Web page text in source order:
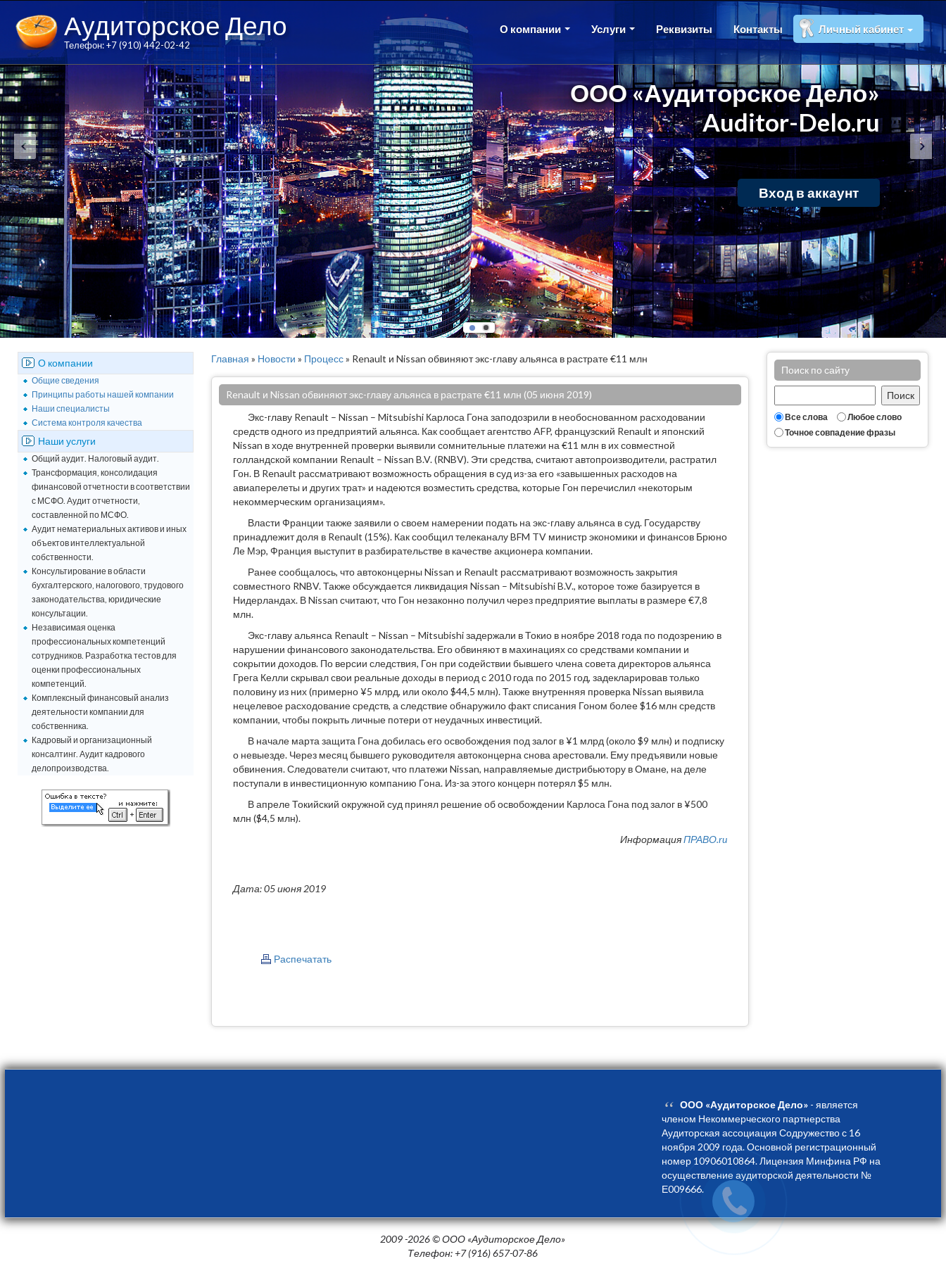
Аудиторское Дело
Телефон: +7 (910) 442-02-42
О компании Услуги Реквизиты Контакты Личный кабинет
ООО «Аудиторское Дело»
Auditor-Delo.ru
Вход в аккаунт
О компании
Общие сведения
Принципы работы нашей компании
Наши специалисты
Система контроля качества
Наши услуги
Общий аудит. Налоговый аудит.
Трансформация, консолидация
финансовой отчетности в соответствии
с МСФО. Аудит отчетности,
составленной по МСФО.
Аудит нематериальных активов и иных
объектов интеллектуальной
собственности.
Консультирование в области
бухгалтерского, налогового, трудового
законодательства, юридические
консультации.
Независимая оценка
профессиональных компетенций
сотрудников. Разработка тестов для
оценки профессиональных
компетенций.
Комплексный финансовый анализ
деятельности компании для
собственника.
Кадровый и организационный
консалтинг. Аудит кадрового
делопроизводства.
Поиск по сайту
Все слова
Любое слово
Точное совпадение фразы
Главная » Новости » Процесс» Renault и Nissan обвиняют экс-главу альянса в растрате €11 млн
Renault и Nissan обвиняют экс-главу альянса в растрате €11 млн (05 июня 2019)
Экс-главу Renault – Nissan – Mitsubishi Карлоса Гона заподозрили в необоснованном расходовании
средств одного из предприятий альянса. Как сообщает агентство AFP, французский Renault и японский
Nissan в ходе внутренней проверки выявили сомнительные платежи на €11 млн в их совместной
голландской компании Renault – Nissan B.V. (RNBV). Эти средства, считают автопроизводители, растратил
Гон. В Renault рассматривают возможность обращения в суд из-за его «завышенных расходов на
авиаперелеты и других трат» и надеются возместить средства, которые Гон перечислил «некоторым
некоммерческим организациям».
Власти Франции также заявили о своем намерении подать на экс-главу альянса в суд. Государству
принадлежит доля в Renault (15%). Как сообщил телеканалу BFM TV министр экономики и финансов Брюно
Ле Мэр, Франция выступит в разбирательстве в качестве акционера компании.
Ранее сообщалось, что автоконцерны Nissan и Renault рассматривают возможность закрытия
совместного RNBV. Также обсуждается ликвидация Nissan – Mitsubishi B.V., которое тоже базируется в
Нидерландах. В Nissan считают, что Гон незаконно получил через предприятие выплаты в размере €7,8
млн.
Экс-главу альянса Renault – Nissan – Mitsubishi задержали в Токио в ноябре 2018 года по подозрению в
нарушении финансового законодательства. Его обвиняют в махинациях со средствами компании и
сокрытии доходов. По версии следствия, Гон при содействии бывшего члена совета директоров альянса
Грега Келли скрывал свои реальные доходы в период с 2010 года по 2015 год, задекларировав только
половину из них (примерно ¥5 млрд, или около $44,5 млн). Также внутренняя проверка Nissan выявила
нецелевое расходование средств, а следствие обнаружило факт списания Гоном более $16 млн средств
компании, чтобы покрыть личные потери от неудачных инвестиций.
В начале марта защита Гона добилась его освобождения под залог в ¥1 млрд (около $9 млн) и подписку
о невыезде. Через месяц бывшего руководителя автоконцерна снова арестовали. Ему предъявили новые
обвинения. Следователи считают, что платежи Nissan, направляемые дистрибьютору в Омане, на деле
поступали в инвестиционную компанию Гона. Из-за этого концерн потерял $5 млн.
В апреле Токийский окружной суд принял решение об освобождении Карлоса Гона под залог в ¥500
млн ($4,5 млн).
ИнформацияПРАВО.ru
Дата: 05 июня 2019
Распечатать
“ ООО «Аудиторское Дело» - является
членом Некоммерческого партнерства
Аудиторская ассоциация Содружество с 16
ноября 2009 года. Основной регистрационный
номер 10906010864. Лицензия Минфина РФ на
осуществление аудиторской деятельности №
Е009666.
2009 -2026 © ООО «Аудиторское Дело»
Телефон: +7 (916) 657-07-86